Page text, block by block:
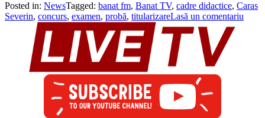
Posted in: NewsTagged: banat fm, Banat TV, cadre didactice, Caras
Severin, concurs, examen, probă, titularizareLasă un comentariu